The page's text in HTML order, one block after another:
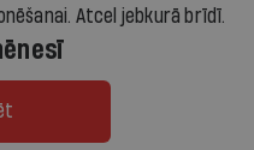
Atcel jebkurā brīdī.